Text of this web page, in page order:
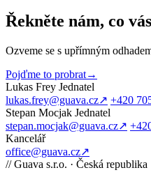
Řekněte nám, co
Ozveme se s upřímným
Pojďme to probrat→
Lukas Frey Jednatel
lukas.frey@guava.cz↗ +420
Stepan Mocjak Jednatel
stepan.mocjak@guava.cz↗
Kancelář
office@guava.cz↗
// Guava s.r.o. · Česká